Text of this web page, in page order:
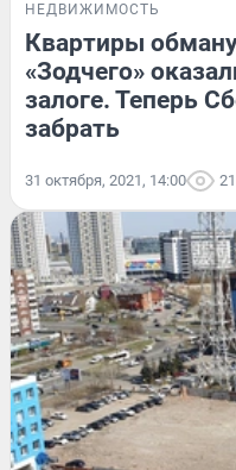
НЕДВИЖИМОСТЬ
Квартиры
«Зодчего»
залоге. Теперь
забрать
31 октября, 2021, 14:00